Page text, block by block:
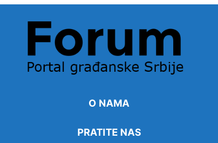
O NAMA
PRATITE NAS